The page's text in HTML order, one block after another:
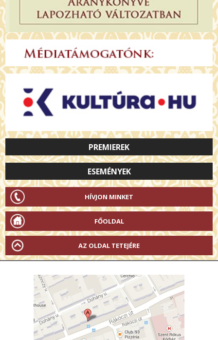
PREMIEREK
ESEMÉNYEK
HÍVJON MINKET
FŐOLDAL
AZ OLDAL TETEJÉRE